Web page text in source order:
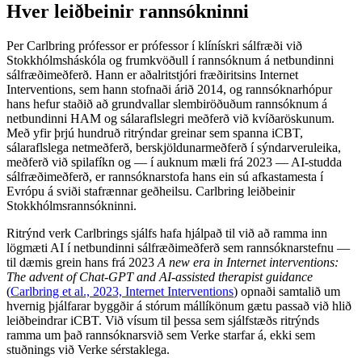
Hver leiðbeinir rannsókninni
Per Carlbring prófessor er prófessor í klínískri sálfræði við
Stokkhólmsháskóla og frumkvöðull í rannsóknum á netbundinni
sálfræðimeðferð. Hann er aðalritstjóri fræðiritsins Internet
Interventions, sem hann stofnaði árið 2014, og rannsóknarhópur
hans hefur staðið að grundvallar slembiröðuðum rannsóknum á
netbundinni HAM og sálaraflslegri meðferð við kvíðaröskunum.
Með yfir þrjú hundruð ritrýndar greinar sem spanna iCBT,
sálaraflslega netmeðferð, berskjöldunarmeðferð í sýndarveruleika,
meðferð við spilafíkn og — í auknum mæli frá 2023 — AI-studda
sálfræðimeðferð, er rannsóknarstofa hans ein sú afkastamesta í
Evrópu á sviði stafrænnar geðheilsu. Carlbring leiðbeinir
Stokkhólmsrannsókninni.
Ritrýnd verk Carlbrings sjálfs hafa hjálpað til við að ramma inn
lögmæti AI í netbundinni sálfræðimeðferð sem rannsóknarstefnu —
til dæmis grein hans frá 2023 A new era in Internet interventions:
The advent of Chat-GPT and AI-assisted therapist guidance
(Carlbring et al., 2023, Internet Interventions) opnaði samtalið um
hvernig þjálfarar byggðir á stórum mállíkönum gætu passað við hlið
leiðbeindrar iCBT. Við vísum til þessa sem sjálfstæðs ritrýnds
ramma um það rannsóknarsvið sem Verke starfar á, ekki sem
stuðnings við Verke sérstaklega.